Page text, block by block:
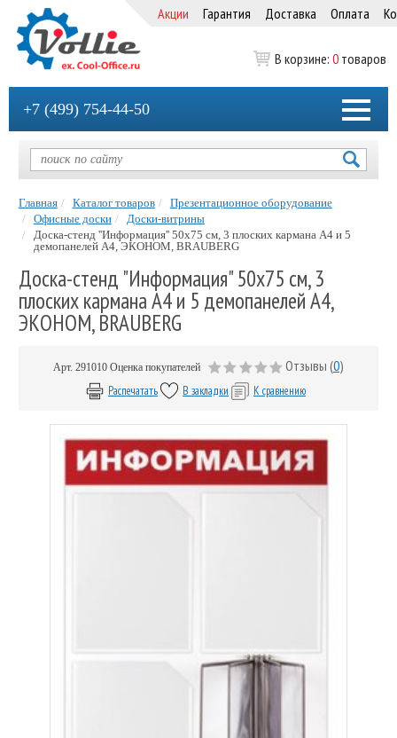
Акции Гарантия Доставка Оплата
В корзине: 0 товаров
+7 (499) 754-44-50
Главная Каталог товаров
Презентационное оборудование
Офисные доски
Доски-витрины
Доска-стенд ''Информация'' 50х75 см, 3 плоских кармана А4 и 5
демопанелей А4, ЭКОНОМ, BRAUBERG
Доска-стенд "Информация" 50х75 см, 3
плоских кармана А4 и 5 демопанелей А4,
ЭКОНОМ, BRAUBERG
Арт. 291010 Оценка покупателей Отзывы (0)
Распечатать В закладки К сравнению